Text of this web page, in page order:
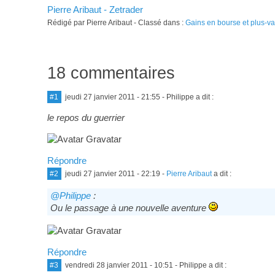
Pierre Aribaut - Zetrader
Rédigé par Pierre Aribaut - Classé dans : Gains en bourse et plus-
18 commentaires
#1 jeudi 27 janvier 2011 - 21:55 - Philippe a dit :
le repos du guerrier
Répondre
#2 jeudi 27 janvier 2011 - 22:19 - Pierre Aribauta dit :
@Philippe:
Ou le passage à une nouvelle aventure
Répondre
#3 vendredi 28 janvier 2011 - 10:51 - Philippe a dit :